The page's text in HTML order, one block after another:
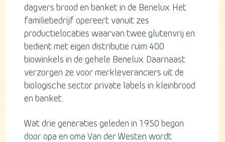
dagvers brood en banket in de Benelux. Het
familiebedrijf opereert vanuit zes
productielocaties waarvan twee glutenvrij en
bedient met eigen distributie ruim 400
biowinkels in de gehele Benelux. Daarnaast
verzorgen ze voor merkleveranciers uit de
biologische sector private labels in kleinbrood
en banket.
Wat drie generaties geleden in 1950 begon
door opa en oma Van der Westen wordt